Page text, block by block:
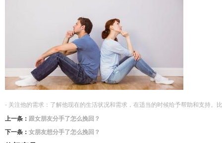
- 关注他的需求：了解他现在的生活状况和需求，在适当的时候给予帮助和支持
上一条： 跟女朋友分手了怎么挽回？
下一条： 女朋友想分手了怎么挽回？